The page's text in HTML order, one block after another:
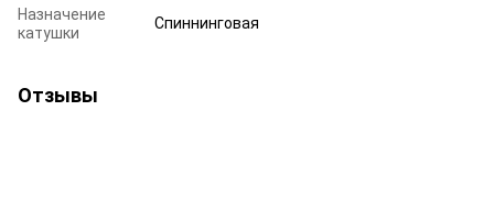
Назначение
катушки
Спиннинговая
Отзывы